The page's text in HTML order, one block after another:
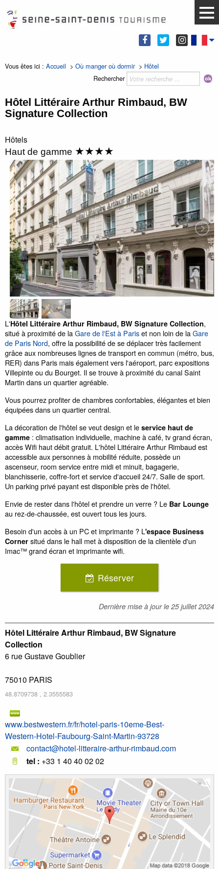
Vous êtes ici : Accueil > Où manger où dormir> Hôtel
Rechercher
Hôtel Littéraire Arthur Rimbaud, BW
Signature Collection
Hôtels
Haut de gamme ★★★★
L'Hôtel Littéraire Arthur Rimbaud, BW Signature Collection,
situé à proximité de laGare de l'Est à Pariset non loin de laGare
de Paris Nord, offre la possibilité de se déplacer très facilement
grâce aux nombreuses lignes de transport en commun (métro, bus,
RER) dans Paris mais également vers l'aéroport, parc expositions
Villepinte ou du Bourget. Il se trouve à proximité du canal Saint
Martin dans un quartier agréable.
Vous pourrez profiter de chambres confortables, élégantes et bien
équipées dans un quartier central.
La décoration de l'hôtel se veut design et le service haut de
gamme : climatisation individuelle, machine à café, tv grand écran,
accès Wifi haut débit gratuit. L'hôtel Littéraire Arthur Rimbaud est
accessible aux personnes à mobilité réduite, possède un
ascenseur, room service entre midi et minuit, bagagerie,
blanchisserie, coffre-fort et service d'accueil 24/7. Salle de sport.
Un parking privé payant est disponible près de l'hôtel.
Envie de rester dans l'hôtel et prendre un verre ? Le Bar Lounge
au rez-de-chaussée, est ouvert tous les jours.
Besoin d'un accès à un PC et imprimante ? L'espace Business
Corner situé dans le hall met à disposition de la clientèle d'un
Imac™ grand écran et imprimante wifi.
Réserver
Dernière mise à jour le 25 juillet 2024
Hôtel Littéraire Arthur Rimbaud, BW Signature
Collection
6 rue Gustave Goublier
75010 PARIS
48.8709738 , 2.3555583
www.bestwestern.fr/fr/hotel-paris-10eme-Best-
Western-Hotel-Faubourg-Saint-Martin-93728
contact@hotel-litteraire-arthur-rimbaud.com
tel : +33 1 40 40 02 02